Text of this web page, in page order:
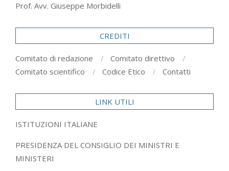
Prof. Avv. Giuseppe Morbidelli
CREDITI
Comitato di redazione
Comitato direttivo
Comitato scientifico
Codice Etico Contatti
LINK UTILI
ISTITUZIONI ITALIANE
PRESIDENZA DEL CONSIGLIO DEI MINISTRI E
MINISTERI